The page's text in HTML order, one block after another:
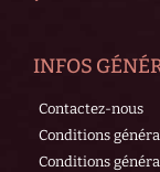
INFOS
Contactez-nous
Conditions
Conditions